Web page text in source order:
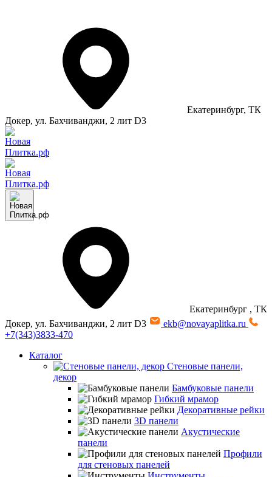
Екатеринбург, ТК
Докер, ул. Бахчиванджи, 2 лит D3
Екатеринбург , ТК
Докер, ул. Бахчиванджи, 2 лит D3
ekb@novayaplitka.ru
+7(343)3833-470
Каталог
Стеновые панели,
декор
Бамбуковые панели
Гибкий мрамор
Декоративные рейки
3D панели
Акустические
панели
Профили
для стеновых панелей